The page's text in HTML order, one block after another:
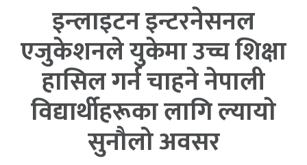
इन्लाइटन इन्टरनेसनल
एजुकेशनले युकेमा उच्च शिक्षा
हासिल गर्न चाहने नेपाली
विद्यार्थीहरूका लागि ल्यायाे
सुनौलो अवसर